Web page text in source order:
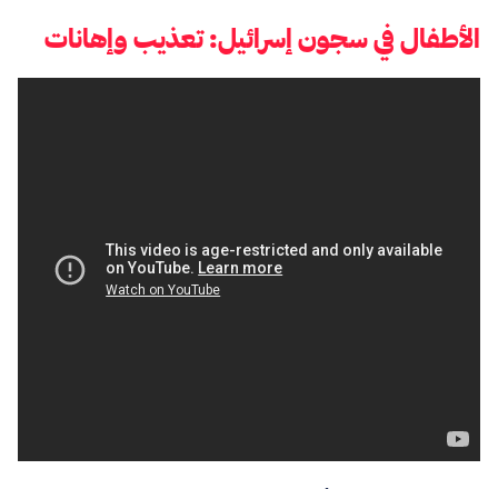
الأطفال في سجون إسرائيل: تعذيب وإهانات